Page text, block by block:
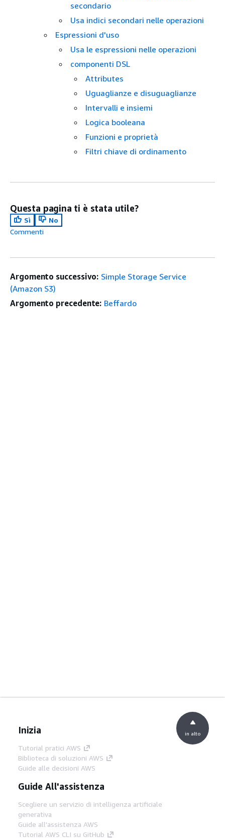
secondario
Usa indici secondari nelle operazioni
Espressioni d'uso
Usa le espressioni nelle operazioni
componenti DSL
Attributes
Uguaglianze e disuguaglianze
Intervalli e insiemi
Logica booleana
Funzioni e proprietà
Filtri chiave di ordinamento
Questa pagina ti è stata utile?
Sì
No
Commenti
Argomento successivo: Simple Storage Service
(Amazon S3)
Argomento precedente: Beffardo
Inizia
Tutorial pratici AWS
Biblioteca di soluzioni AWS
Guide alle decisioni AWS
Guide All'assistenza
Scegliere un servizio di intelligenza artificiale
generativa
Guide all'assistenza AWS
Tutorial AWS CLI su GitHub
in alto